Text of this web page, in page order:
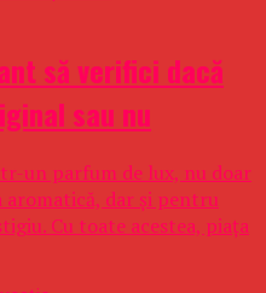
să verifici dacă
sau nu
un parfum de lux, nu doar
dar și pentru
Cu toate acestea, piața